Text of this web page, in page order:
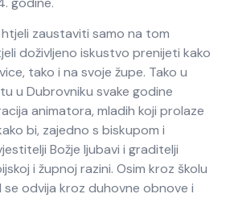
zaustaviti samo na tom
doživljeno iskustvo prenijeti kako
tako i na svoje župe. Tako u
u Dubrovniku svake godine
animatora, mladih koji prolaze
bi, zajedno s biskupom i
Božje ljubavi i graditelji
i župnoj razini. Osim kroz školu
odvija kroz duhovne obnove i